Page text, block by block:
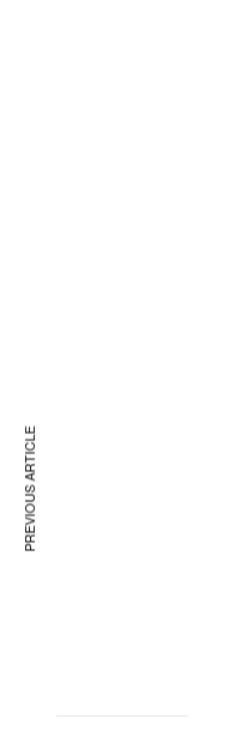
PREVIOUS ARTICLE